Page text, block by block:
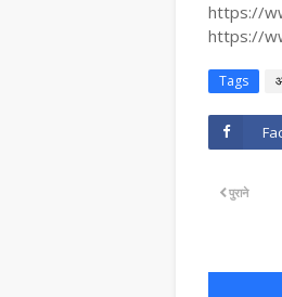
https://
https://
Tags
पुराने